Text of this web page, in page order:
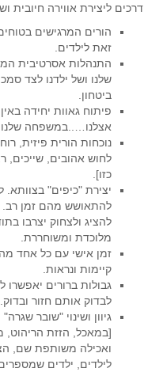
דרכים ליצירת אווירה חיובית
הורים המרגישים
זאת לילדים.
התנהלות אסרטיבית
שלנו ושל ילדנו לצד
ביטחון.
פיתוח גאוות יחידה
אצלנו…..במשפחה
נוכחות הורית פיזית,
לחוש אהובים, שייכים,
כזו].
יצירת "כיפים"
להתאושש מהם זמן רב.
להציג ולצחוק יצרבו
מלוכדת ומשוחררת.
זמן אישי עם כל אחד
קיימות ונראות.
גבולות ברורים
לבדוק אותם חזור ובדוק.
גיוון ושינוי "שובר
[במאכל, הזזת הריהוט,
ואכילה משותפת שם,
לילדים, ילדים